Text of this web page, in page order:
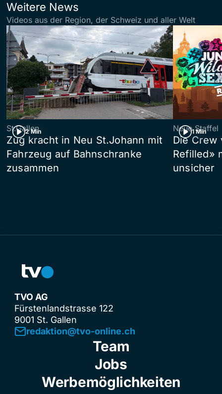
Weitere News
Videos aus der Region, der Schweiz und aller Welt
2 Min
St.Gallen
Zug kracht in Neu St.Johann mit
Fahrzeug auf Bahnschranke
zusammen
1 Min
Neue Staffel
Die Crew
Refilled»
unsicher
TVO AG
Fürstenlandstrasse 122
9001 St. Gallen
redaktion@tvo-online.ch
Team
Jobs
Werbemöglichkeiten